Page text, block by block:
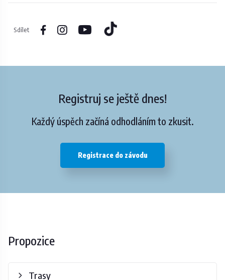
Sdílet
Registruj se ještě dnes!
Každý úspěch začíná odhodláním to zkusit.
Registrace do závodu
Propozice
Trasy